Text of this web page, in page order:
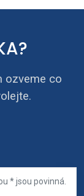
ozveme co
* jsou povinná.